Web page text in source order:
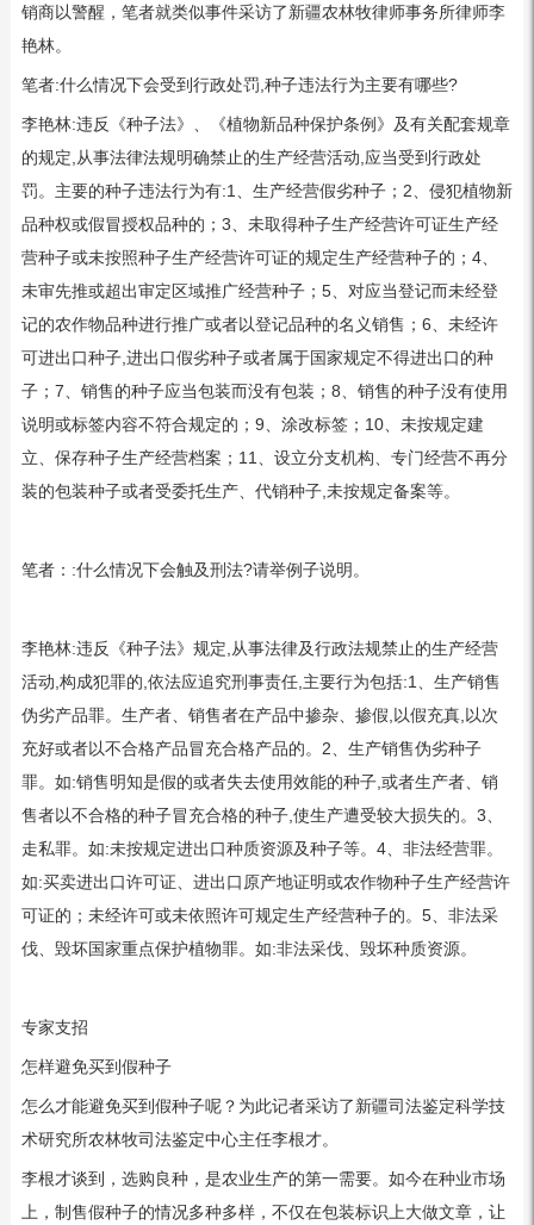
销商以警醒，笔者就类似事件采访了新疆农林牧律师事务所律师李
艳林。
笔者:什么情况下会受到行政处罚,种子违法行为主要有哪些?
李艳林:违反《种子法》、《植物新品种保护条例》及有关配套规章
的规定,从事法律法规明确禁止的生产经营活动,应当受到行政处
罚。主要的种子违法行为有:1、生产经营假劣种子；2、侵犯植物新
品种权或假冒授权品种的；3、未取得种子生产经营许可证生产经
营种子或未按照种子生产经营许可证的规定生产经营种子的；4、
未审先推或超出审定区域推广经营种子；5、对应当登记而未经登
记的农作物品种进行推广或者以登记品种的名义销售；6、未经许
可进出口种子,进出口假劣种子或者属于国家规定不得进出口的种
子；7、销售的种子应当包装而没有包装；8、销售的种子没有使用
说明或标签内容不符合规定的；9、涂改标签；10、未按规定建
立、保存种子生产经营档案；11、设立分支机构、专门经营不再分
装的包装种子或者受委托生产、代销种子,未按规定备案等。
笔者：:什么情况下会触及刑法?请举例子说明。
李艳林:违反《种子法》规定,从事法律及行政法规禁止的生产经营
活动,构成犯罪的,依法应追究刑事责任,主要行为包括:1、生产销售
伪劣产品罪。生产者、销售者在产品中掺杂、掺假,以假充真,以次
充好或者以不合格产品冒充合格产品的。2、生产销售伪劣种子
罪。如:销售明知是假的或者失去使用效能的种子,或者生产者、销
售者以不合格的种子冒充合格的种子,使生产遭受较大损失的。3、
走私罪。如:未按规定进出口种质资源及种子等。4、非法经营罪。
如:买卖进出口许可证、进出口原产地证明或农作物种子生产经营许
可证的；未经许可或未依照许可规定生产经营种子的。5、非法采
伐、毁坏国家重点保护植物罪。如:非法采伐、毁坏种质资源。
专家支招
怎样避免买到假种子
怎么才能避免买到假种子呢？为此记者采访了新疆司法鉴定科学技
术研究所农林牧司法鉴定中心主任李根才。
李根才谈到，选购良种，是农业生产的第一需要。如今在种业市场
上，制售假种子的情况多种多样，不仅在包装标识上大做文章，让